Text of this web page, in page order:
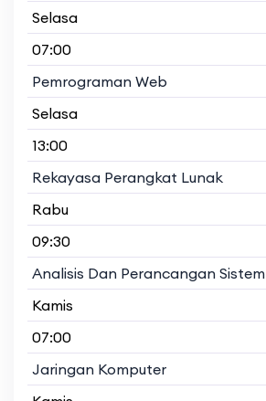
Selasa
07:00
Pemrograman Web
Selasa
13:00
Rekayasa Perangkat Lunak
Rabu
09:30
Analisis Dan Perancangan Sistem
Kamis
07:00
Jaringan Komputer